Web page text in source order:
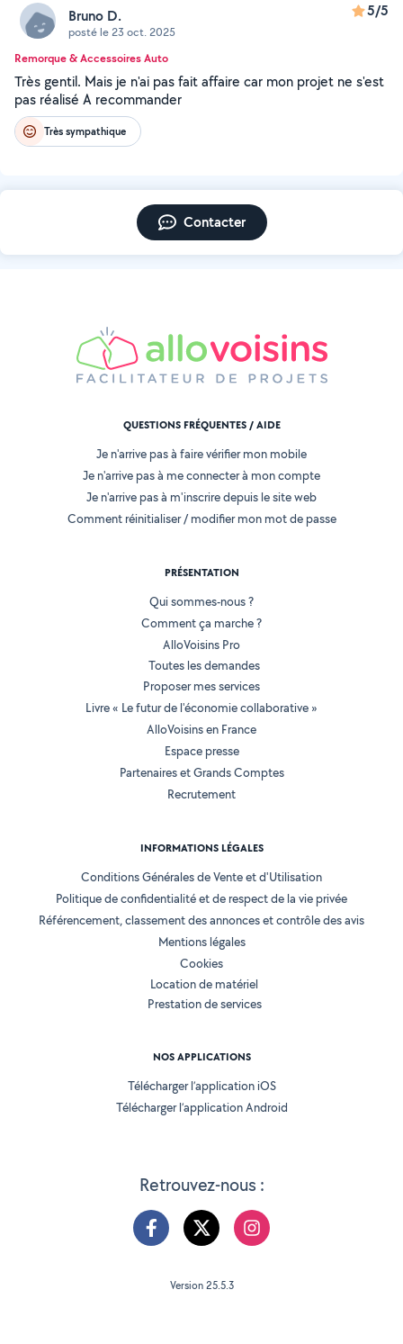
Bruno D.
posté le 23 oct. 2025
5/5
Remorque & Accessoires Auto
Très gentil. Mais je n'ai pas fait affaire car mon projet ne s'est
pas réalisé A recommander
Très sympathique
Contacter
Retrouvez-nous :
QUESTIONS FRÉQUENTES / AIDE
Je n'arrive pas à faire vérifier mon mobile
Je n'arrive pas à me connecter à mon compte
Je n'arrive pas à m'inscrire depuis le site web
Comment réinitialiser / modifier mon mot de passe
PRÉSENTATION
Qui sommes-nous ?
Comment ça marche ?
AlloVoisins Pro
Toutes les demandes
Proposer mes services
Livre « Le futur de l'économie collaborative »
AlloVoisins en France
Espace presse
Partenaires et Grands Comptes
Recrutement
INFORMATIONS LÉGALES
Conditions Générales de Vente et d'Utilisation
Politique de confidentialité et de respect de la vie privée
Référencement, classement des annonces et contrôle des avis
Mentions légales
Cookies
Location de matériel
Prestation de services
NOS APPLICATIONS
Télécharger l’application iOS
Télécharger l’application Android
Version 25.5.3